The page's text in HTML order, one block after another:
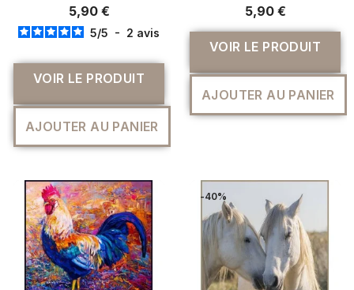
5,90 €
5/5 - 2 avis
VOIR LE PRODUIT
AJOUTER AU PANIER
5,90 €
VOIR LE PRODUIT
AJOUTER AU PANIER
-40%